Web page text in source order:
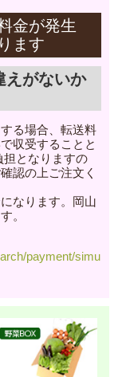
金が発生
ます
えがないか
る場合、転送料
収受することと
担となりますの
認の上ご注文く
なります。岡山
。
payment/simu